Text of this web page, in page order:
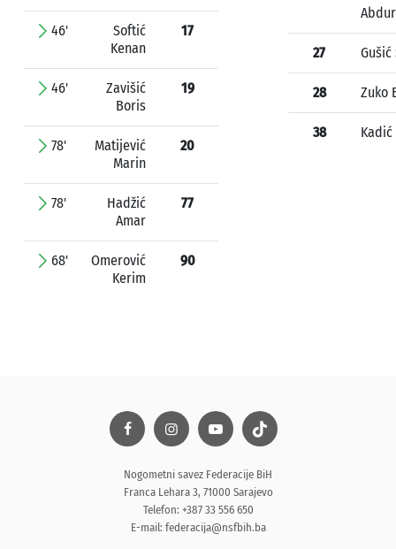
46'
Softić
Kenan
17
46'
Zavišić
Boris
19
78'
Matijević
Marin
20
78'
Hadžić
Amar
77
68'
Omerović
Kerim
90
27 Gušić
28 Zuko
38
Nogometni savez Federacije BiH
Franca Lehara 3, 71000 Sarajevo
Telefon: +387 33 556 650
E-mail: federacija@nsfbih.ba